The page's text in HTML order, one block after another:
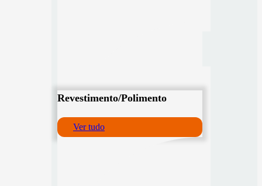
Revestimento/Polimento
Ver tudo